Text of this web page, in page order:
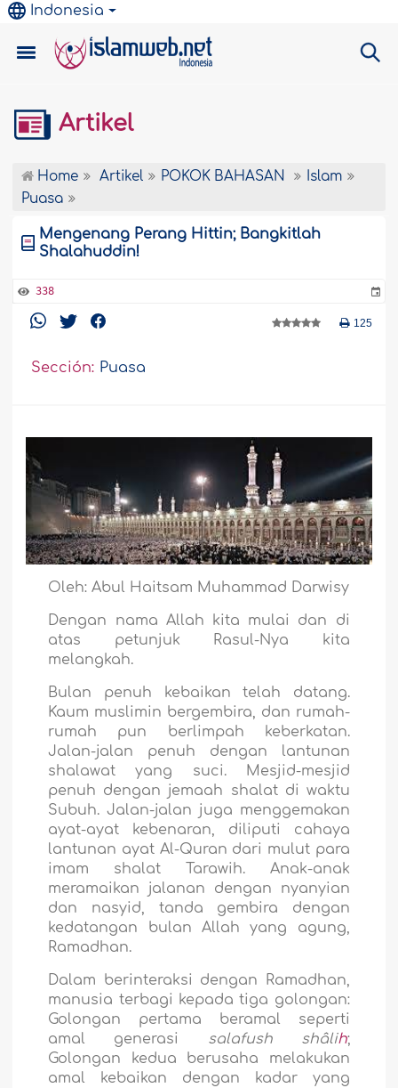
Indonesia
Artikel
Home Artikel POKOK BAHASAN
Islam
Puasa
Mengenang Perang Hittin; Bangkitlah
Shalahuddin!
338
125
Sección: Puasa
Oleh: Abul Haitsam Muhammad Darwisy
Dengan nama Allah kita mulai dan di
atas petunjuk Rasul-Nya kita
melangkah.
Bulan penuh kebaikan telah datang.
Kaum muslimin bergembira, dan rumah-
rumah pun berlimpah keberkatan.
Jalan-jalan penuh dengan lantunan
shalawat yang suci. Mesjid-mesjid
penuh dengan jemaah shalat di waktu
Subuh. Jalan-jalan juga menggemakan
ayat-ayat kebenaran, diliputi cahaya
lantunan ayat Al-Quran dari mulut para
imam shalat Tarawih. Anak-anak
meramaikan jalanan dengan nyanyian
dan nasyid, tanda gembira dengan
kedatangan bulan Allah yang agung,
Ramadhan.
Dalam berinteraksi dengan Ramadhan,
manusia terbagi kepada tiga golongan:
Golongan pertama beramal seperti
amal generasi salafush shâlih;
Golongan kedua berusaha melakukan
amal kebaikan dengan kadar yang